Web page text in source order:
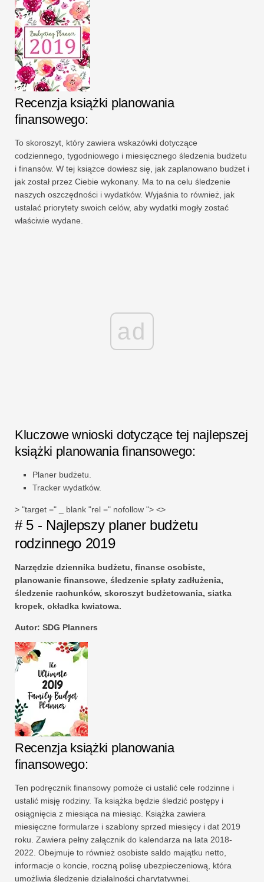
Recenzja książki planowania
finansowego:
To skoroszyt, który zawiera wskazówki dotyczące
codziennego, tygodniowego i miesięcznego śledzenia budżetu
i finansów. W tej książce dowiesz się, jak zaplanowano budżet i
jak został przez Ciebie wykonany. Ma to na celu śledzenie
naszych oszczędności i wydatków. Wyjaśnia to również, jak
ustalać priorytety swoich celów, aby wydatki mogły zostać
właściwie wydane.
ad
Kluczowe wnioski dotyczące tej najlepszej
książki planowania finansowego:
Planer budżetu.
Tracker wydatków.
> "target =" _ blank "rel =" nofollow "> <>
# 5 - Najlepszy planer budżetu
rodzinnego 2019
Narzędzie dziennika budżetu, finanse osobiste,
planowanie finansowe, śledzenie spłaty zadłużenia,
śledzenie rachunków, skoroszyt budżetowania, siatka
kropek, okładka kwiatowa.
Autor: SDG Planners
Recenzja książki planowania
finansowego:
Ten podręcznik finansowy pomoże ci ustalić cele rodzinne i
ustalić misję rodziny. Ta książka będzie śledzić postępy i
osiągnięcia z miesiąca na miesiąc. Książka zawiera
miesięczne formularze i szablony sprzed miesięcy i dat 2019
roku. Zawiera pełny załącznik do kalendarza na lata 2018-
2022. Obejmuje to również osobiste saldo majątku netto,
informacje o koncie, roczną polisę ubezpieczeniową, która
umożliwia śledzenie działalności charytatywnej.